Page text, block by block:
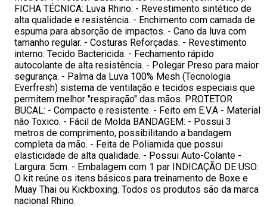
FICHA TÉCNICA: Luva Rhino: - Revestimento sintético de
alta qualidade e resistência. - Enchimento com camada de
espuma para absorção de impactos. - Cano da luva com
tamanho regular. - Costuras Reforçadas. - Revestimento
interno: Tecido Bactericida. - Fechamento rápido
autocolante de alta resistência. - Polegar Preso para maior
segurança. - Palma da Luva 100% Mesh (Tecnologia
Everfresh) sistema de ventilação e tecidos especiais que
permitem melhor "respiração" das mãos. PROTETOR
BUCAL: - Compacto e resistente. - Feito em E.V.A - Material
não Toxico. - Fácil de Molda BANDAGEM: - Possui 3
metros de comprimento, possibilitando a bandagem
completa da mão. - Feita de Poliamida que possui
elasticidade de alta qualidade. - Possui Auto-Colante -
Largura: 5cm. - Embalagem com 1 par INDICAÇÃO DE USO:
O kit reúne os itens básicos para treinamento de Boxe e
Muay Thai ou Kickboxing. Todos os produtos são da marca
nacional Rhino.